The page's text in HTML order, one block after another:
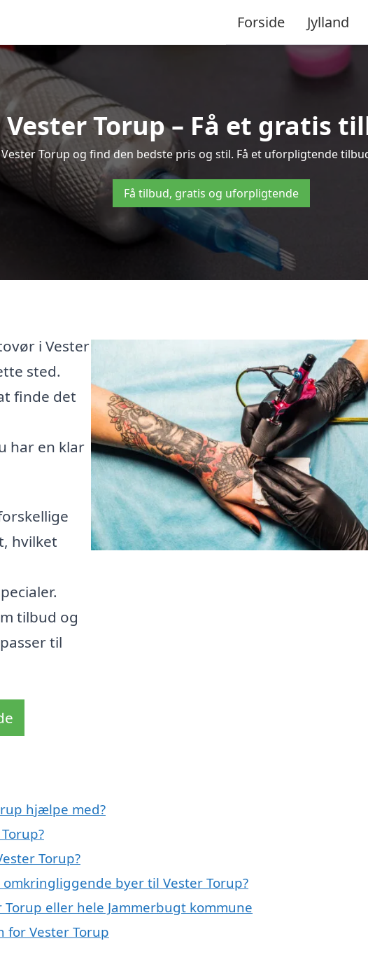
Forside Jylland
Torup – Få et gratis
Torup og find den bedste pris og stil. Få et uforpligtende
Få tilbud, gratis og uforpligtende
i Vester
sted.
finde det
har en klar
hvilket
tilbud og
til
hjælpe med?
Torup?
byer til Vester Torup?
eller hele Jammerbugt kommune
for Vester Torup